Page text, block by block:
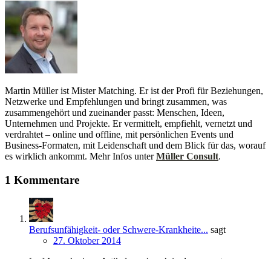
Martin Müller ist Mister Matching. Er ist der Profi für Beziehungen,
Netzwerke und Empfehlungen und bringt zusammen, was
zusammengehört und zueinander passt: Menschen, Ideen,
Unternehmen und Projekte. Er vermittelt, empfiehlt, vernetzt und
verdrahtet – online und offline, mit persönlichen Events und
Business-Formaten, mit Leidenschaft und dem Blick für das, worauf
es wirklich ankommt. Mehr Infos unterMüller Consult.
1 Kommentare
Berufsunfähigkeit- oder Schwere-Krankheite... sagt
27. Oktober 2014